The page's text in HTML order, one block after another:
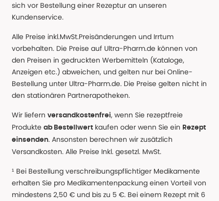
sich vor Bestellung einer Rezeptur an unseren
Kundenservice.
Alle Preise inkl.MwSt.Preisänderungen und Irrtum
vorbehalten. Die Preise auf Ultra-Pharm.de können von
den Preisen in gedruckten Werbemitteln (Kataloge,
Anzeigen etc.) abweichen, und gelten nur bei Online-
Bestellung unter Ultra-Pharm.de. Die Preise gelten nicht in
den stationären Partnerapotheken.
Wir liefern versandkostenfrei, wenn Sie rezeptfreie
Produkte ab Bestellwert kaufen oder wenn Sie ein Rezept
einsenden. Ansonsten berechnen wir zusätzlich
Versandkosten. Alle Preise Inkl. gesetzl. MwSt.
¹ Bei Bestellung verschreibungspflichtiger Medikamente
erhalten Sie pro Medikamentenpackung einen Vorteil von
mindestens 2,50 € und bis zu 5 €. Bei einem Rezept mit 6